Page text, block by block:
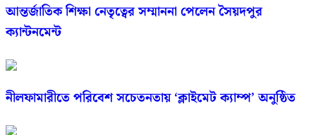
আন্তর্জাতিক শিক্ষা নেতৃত্বের সম্মাননা পেলেন সৈয়দপুর
ক্যান্টনমেন্ট
নীলফামারীতে পরিবেশ সচেতনতায় ‘ক্লাইমেট ক্যাম্প’ অনুষ্ঠিত